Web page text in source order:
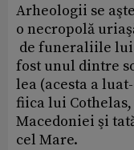
Arheologii se
o necropolă
de funeraliile lui
fost unul dintre
lea (acesta a
fiica lui
Macedoniei şi
cel Mare.